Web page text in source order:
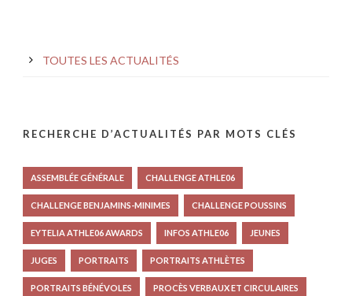
TOUTES LES ACTUALITÉS
RECHERCHE D’ACTUALITÉS PAR MOTS CLÉS
ASSEMBLÉE GÉNÉRALE CHALLENGE ATHLE06
CHALLENGE BENJAMINS-MINIMES CHALLENGE POUSSINS
EYTELIA ATHLE06 AWARDS INFOS ATHLE06 JEUNES
JUGES PORTRAITS PORTRAITS ATHLÈTES
PORTRAITS BÉNÉVOLES PROCÈS VERBAUX ET CIRCULAIRES